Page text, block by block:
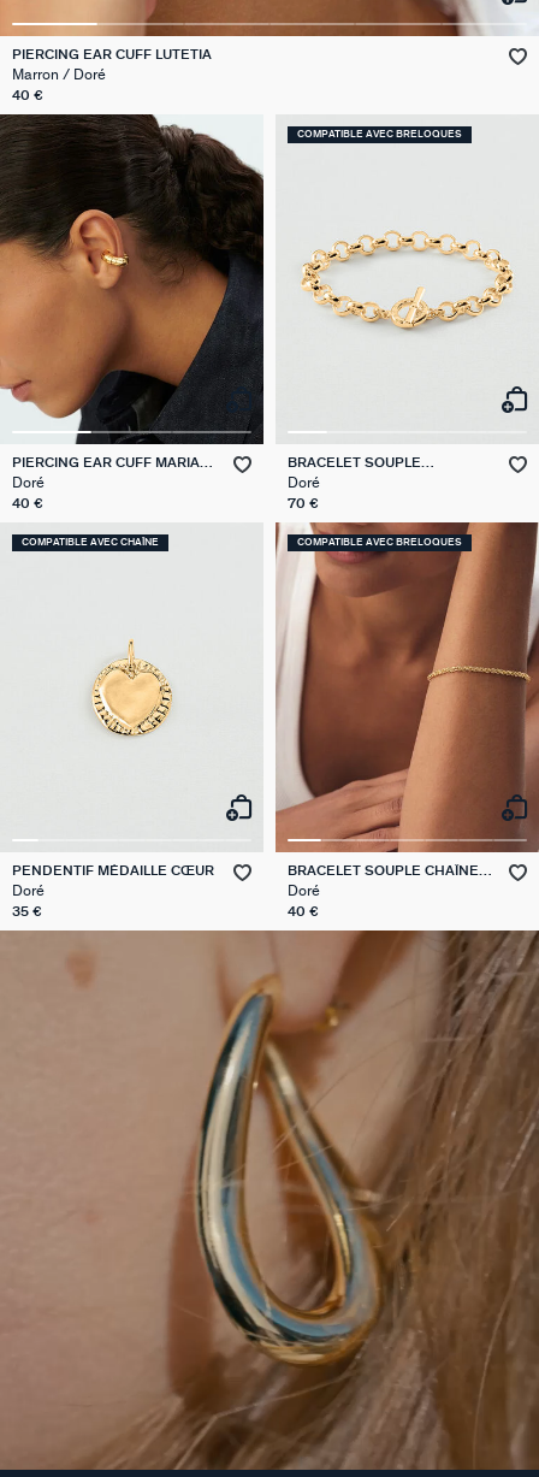
VICTOIRE
GÉNÉRATION AGATHA
SUR LA PEAU
PIERCING EAR CUFF LUTETIA
Marron / Doré
40 €
PIERCING EAR CUFF MARIA
POMBO
Doré
40 €
COMPATIBLE AVEC BRELOQUES
BRACELET SOUPLE
GAMBETTA
Doré
70 €
COMPATIBLE AVEC CHAÎNE
PENDENTIF MÉDAILLE CŒUR
Doré
35 €
COMPATIBLE AVEC BRELOQUES
BRACELET SOUPLE CHAÎNE
CORDE
Doré
40 €